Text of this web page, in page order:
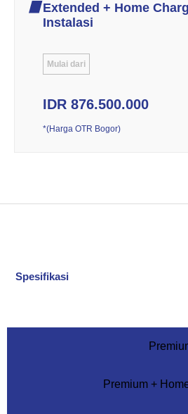
Extended + Home
Instalasi
Mulai dari
IDR 876.500.000
*(Harga OTR Bogor)
Spesifikasi
Premium +